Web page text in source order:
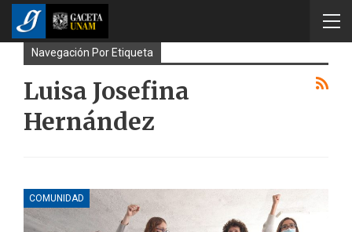
Navegación Por Etiqueta
Luisa Josefina
Hernández
COMUNIDAD